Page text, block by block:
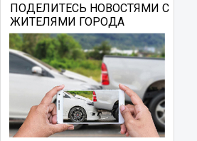
ПОДЕЛИТЕСЬ НОВОСТЯМИ С
ЖИТЕЛЯМИ ГОРОДА